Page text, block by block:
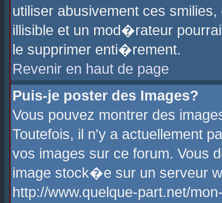
utiliser abusivement ces
illisible et un mod�rateur
le supprimer enti�rement.
Revenir en haut de page
Puis-je poster des Images?
Vous pouvez montrer des
Toutefois, il n'y a actuellement
vos images sur ce forum. Vous
image stock�e sur un serveur
http://www.quelque-part.net/